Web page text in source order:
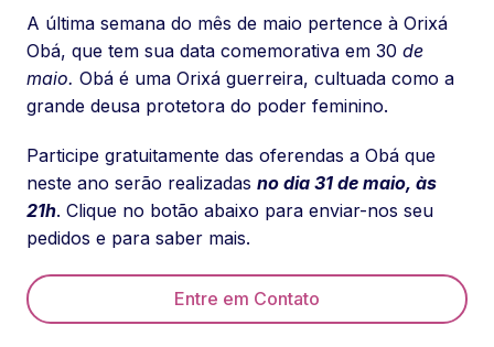
A última semana do mês de maio pertence à Orixá
Obá, que tem sua data comemorativa em 30 de
maio. Obá é uma Orixá guerreira, cultuada como a
grande deusa protetora do poder feminino.
Participe gratuitamente das oferendas a Obá que
neste ano serão realizadas no dia 31 de maio, às
21h. Clique no botão abaixo para enviar-nos seu
pedidos e para saber mais.
Entre em Contato